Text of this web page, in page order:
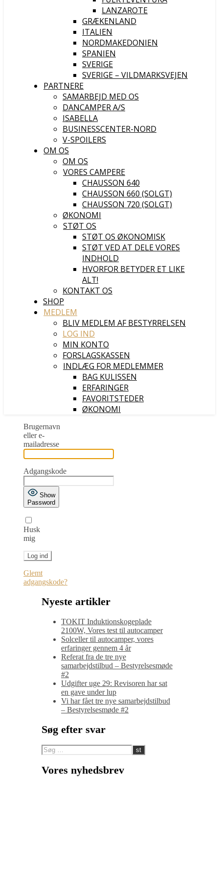
LANZAROTE
GRÆKENLAND
ITALIEN
NORDMAKEDONIEN
SPANIEN
SVERIGE
SVERIGE – VILDMARKSVEJEN
PARTNERE
SAMARBEJD MED OS
DANCAMPER A/S
ISABELLA
BUSINESSCENTER-NORD
V-SPOILERS
OM OS
OM OS
VORES CAMPERE
CHAUSSON 640
CHAUSSON 660 (SOLGT)
CHAUSSON 720 (SOLGT)
ØKONOMI
STØT OS
STØT OS ØKONOMISK
STØT VED AT DELE VORES
INDHOLD
HVORFOR BETYDER ET LIKE
ALT!
KONTAKT OS
SHOP
MEDLEM
BLIV MEDLEM AF BESTYRRELSEN
LOG IND
MIN KONTO
FORSLAGSKASSEN
INDLÆG FOR MEDLEMMER
BAG KULISSEN
ERFARINGER
FAVORITSTEDER
ØKONOMI
Brugernavn
eller e-
mailadresse
Adgangskode
Show
Password
Husk
mig
Glemt
adgangskode?
Nyeste artikler
TOKIT Induktionskogeplade
2100W, Vores test til autocamper
Solceller til autocamper, vores
erfaringer gennem 4 år
Referat fra de tre nye
samarbejdstilbud – Bestyrelsesmøde
#2
Udgifter uge 29: Revisoren har sat
en gave under lup
Vi har fået tre nye samarbejdstilbud
– Bestyrelsesmøde #2
Søg efter svar
Vores nyhedsbrev